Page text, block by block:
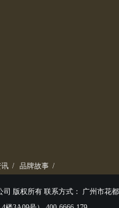
/ 品牌故事/
司 版权所有 联系方式： 广州市花都